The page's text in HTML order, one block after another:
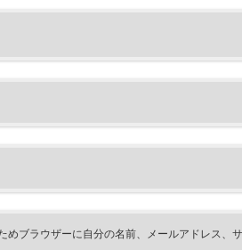
めブラウザーに自分の名前、メールアドレス、サ